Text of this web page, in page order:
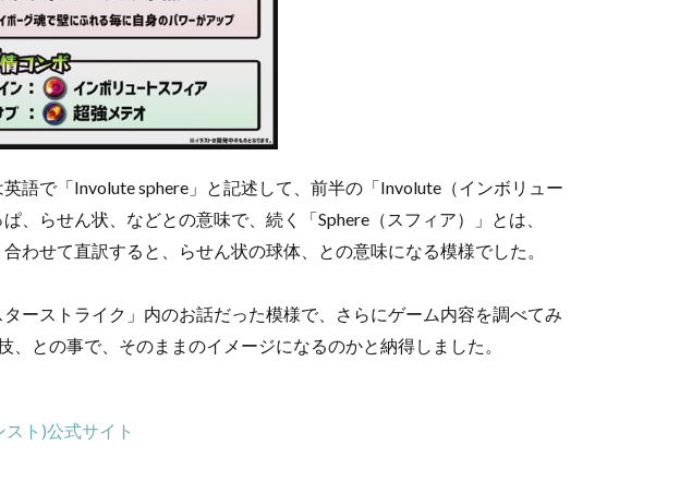
語で「Involute sphere」と記述して、前半の「Involute（インボリュー
、らせん状、などとの意味で、続く「Sphere（スフィア）」とは、
わせて直訳すると、らせん状の球体、との意味になる模様でした。
ーストライク」内のお話だった模様で、さらにゲーム内容を調べてみ
、との事で、そのままのイメージになるのかと納得しました。
ト)公式サイト